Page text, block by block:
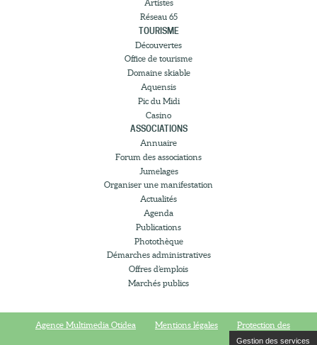
Artistes
Réseau 65
TOURISME
Découvertes
Office de tourisme
Domaine skiable
Aquensis
Pic du Midi
Casino
ASSOCIATIONS
Annuaire
Forum des associations
Jumelages
Organiser une manifestation
Actualités
Agenda
Publications
Photothèque
Démarches administratives
Offres d’emplois
Marchés publics
Agence Multimedia Otidea Mentions légales Protection des
Gestion des services